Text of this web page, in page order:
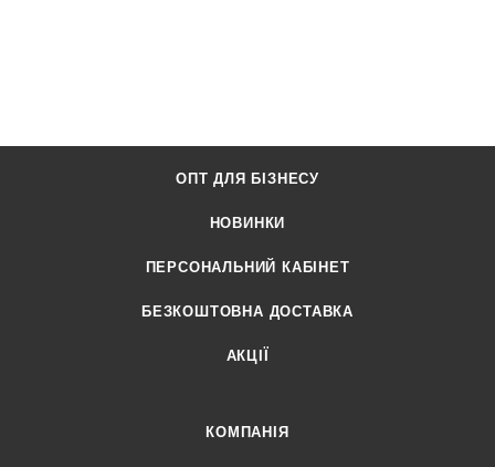
ОПТ ДЛЯ БІЗНЕСУ
НОВИНКИ
ПЕРСОНАЛЬНИЙ КАБІНЕТ
БЕЗКОШТОВНА ДОСТАВКА
АКЦІЇ
КОМПАНІЯ